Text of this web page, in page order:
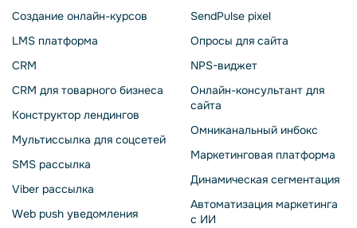
Создание онлайн-курсов
LMS платформа
CRM
CRM для товарного бизнеса
Конструктор лендингов
Мультиссылка для соцсетей
SMS рассылка
Viber рассылка
Web push уведомления
SendPulse pixel
Опросы для сайта
NPS-виджет
Онлайн-консультант для
сайта
Омниканальный инбокс
Маркетинговая платформа
Динамическая сегментация
Автоматизация маркетинга
с ИИ